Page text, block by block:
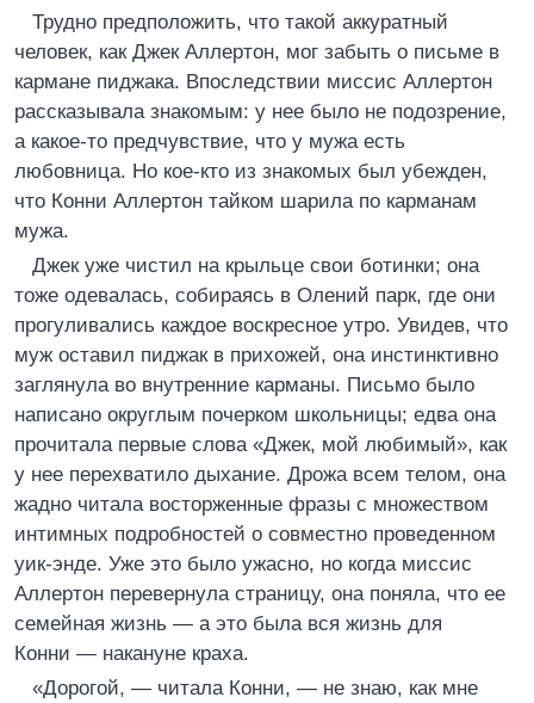
Трудно предположить, что такой аккуратный
человек, как Джек Аллертон, мог забыть о письме в
кармане пиджака. Впоследствии миссис Аллертон
рассказывала знакомым: у нее было не подозрение,
а какое-то предчувствие, что у мужа есть
любовница. Но кое-кто из знакомых был убежден,
что Конни Аллертон тайком шарила по карманам
мужа.
Джек уже чистил на крыльце свои ботинки; она
тоже одевалась, собираясь в Олений парк, где они
прогуливались каждое воскресное утро. Увидев, что
муж оставил пиджак в прихожей, она инстинктивно
заглянула во внутренние карманы. Письмо было
написано округлым почерком школьницы; едва она
прочитала первые слова «Джек, мой любимый», как
у нее перехватило дыхание. Дрожа всем телом, она
жадно читала восторженные фразы с множеством
интимных подробностей о совместно проведенном
уик-энде. Уже это было ужасно, но когда миссис
Аллертон перевернула страницу, она поняла, что ее
семейная жизнь — а это была вся жизнь для
Конни — накануне краха.
«Дорогой, — читала Конни, — не знаю, как мне